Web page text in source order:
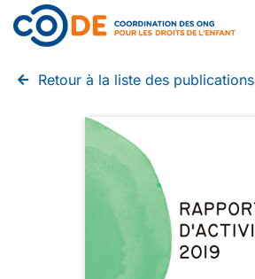
Retour à la liste des publications